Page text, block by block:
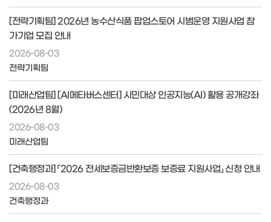
[전략기획팀] 2026년 농수산식품 팝업스토어 시범운영 지원사업 참
가기업 모집 안내
2026-08-03
전략기획팀
[미래산업팀] [AI메타버스센터] 시민대상 인공지능(AI) 활용 공개강좌
(2026년 8월)
2026-08-03
미래산업팀
[건축행정과] 「2026 전세보증금반환보증 보증료 지원사업」 신청 안내
2026-08-03
건축행정과